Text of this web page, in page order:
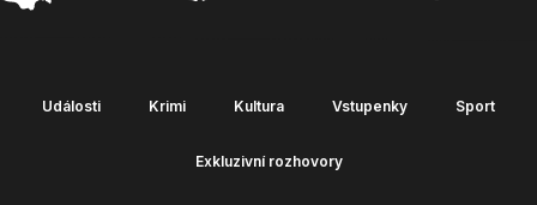
Události Krimi Kultura Vstupenky Sport
Exkluzivní rozhovory